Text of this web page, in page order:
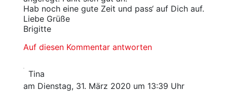
Hab noch eine gute Zeit und pass‘ auf Dich auf.
Liebe Grüße
Brigitte
Auf diesen Kommentar antworten
Tina
am Dienstag, 31. März 2020 um 13:39 Uhr